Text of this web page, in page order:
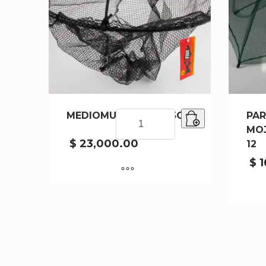
MEDIOMUNDO N75 75CM
$ 23,000.00
MEDIOMUNDO
75CM
12
$